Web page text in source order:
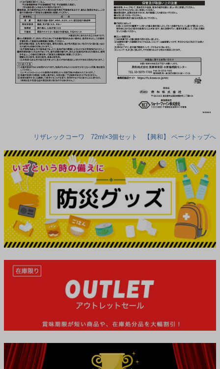
リザレックコーワ 72ml×3個セット 【興和】 ページトップへ